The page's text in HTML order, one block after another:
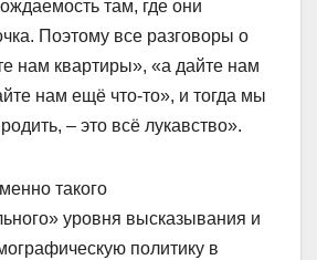
там, где они
Поэтому все разговоры о
нам квартиры», «а дайте нам
нам ещё что-то», и тогда мы
– это всё лукавство».
такого
уровня высказывания и
политику в